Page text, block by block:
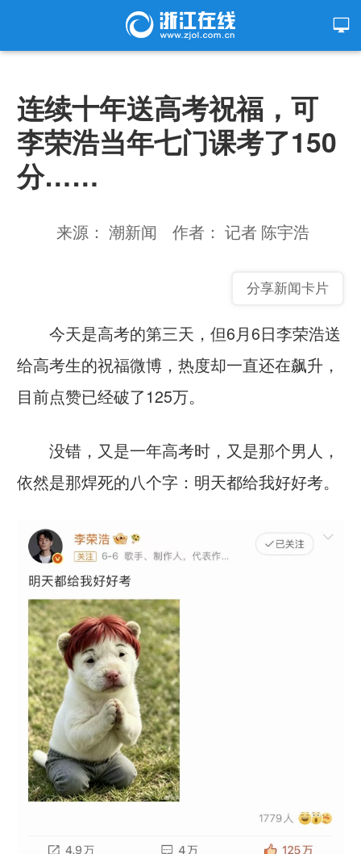
连续十年送高考祝福，可
李荣浩当年七门课考了150
分……
来源： 潮新闻 作者： 记者 陈宇浩
分享新闻卡片
今天是高考的第三天，但6月6日李荣浩送
给高考生的祝福微博，热度却一直还在飙升，
目前点赞已经破了125万。
没错，又是一年高考时，又是那个男人，
依然是那焊死的八个字：明天都给我好好考。